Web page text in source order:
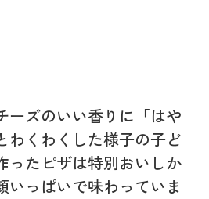
ーズのいい香りに「はや
わくわくした様子の子ど
ったピザは特別おいしか
いっぱいで味わっていま